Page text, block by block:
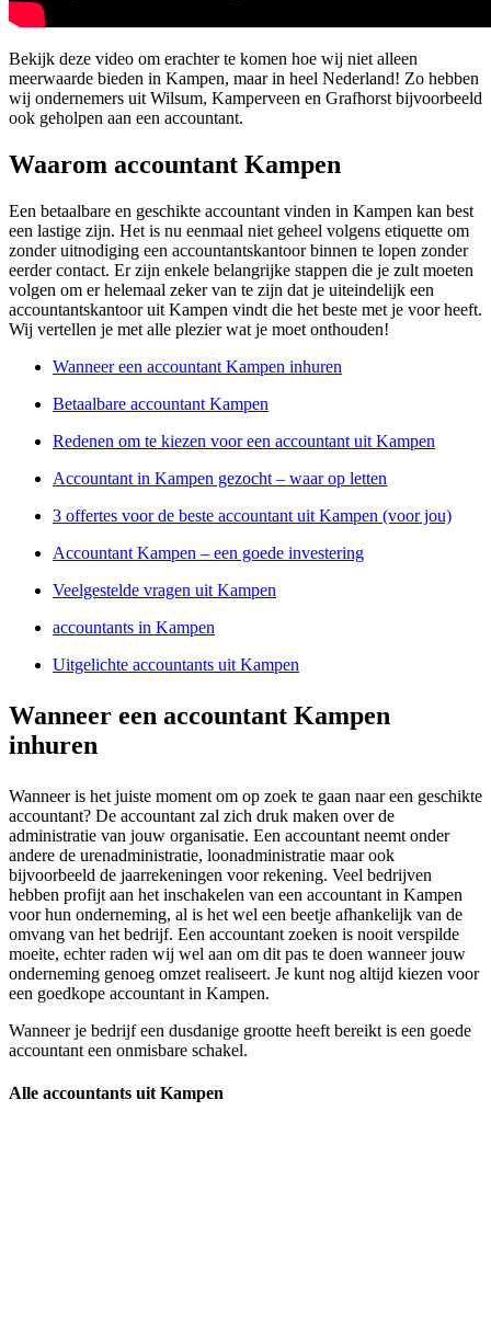
Bekijk deze video om erachter te komen hoe wij niet alleen
meerwaarde bieden in Kampen, maar in heel Nederland! Zo hebben
wij ondernemers uit Wilsum, Kamperveen en Grafhorst bijvoorbeeld
ook geholpen aan een accountant.
Waarom accountant Kampen
Een betaalbare en geschikte accountant vinden in Kampen kan best
een lastige zijn. Het is nu eenmaal niet geheel volgens etiquette om
zonder uitnodiging een accountantskantoor binnen te lopen zonder
eerder contact. Er zijn enkele belangrijke stappen die je zult moeten
volgen om er helemaal zeker van te zijn dat je uiteindelijk een
accountantskantoor uit Kampen vindt die het beste met je voor heeft.
Wij vertellen je met alle plezier wat je moet onthouden!
Wanneer een accountant Kampen inhuren
Betaalbare accountant Kampen
Redenen om te kiezen voor een accountant uit Kampen
Accountant in Kampen gezocht – waar op letten
3 offertes voor de beste accountant uit Kampen (voor jou)
Accountant Kampen – een goede investering
Veelgestelde vragen uit Kampen
accountants in Kampen
Uitgelichte accountants uit Kampen
Wanneer een accountant Kampen
inhuren
Wanneer is het juiste moment om op zoek te gaan naar een geschikte
accountant? De accountant zal zich druk maken over de
administratie van jouw organisatie. Een accountant neemt onder
andere de urenadministratie, loonadministratie maar ook
bijvoorbeeld de jaarrekeningen voor rekening. Veel bedrijven
hebben profijt aan het inschakelen van een accountant in Kampen
voor hun onderneming, al is het wel een beetje afhankelijk van de
omvang van het bedrijf. Een accountant zoeken is nooit verspilde
moeite, echter raden wij wel aan om dit pas te doen wanneer jouw
onderneming genoeg omzet realiseert. Je kunt nog altijd kiezen voor
een goedkope accountant in Kampen.
Wanneer je bedrijf een dusdanige grootte heeft bereikt is een goede
accountant een onmisbare schakel.
Alle accountants uit Kampen